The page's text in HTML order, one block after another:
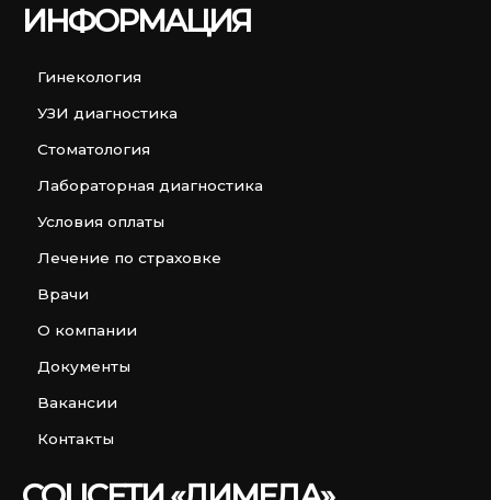
ИНФОРМАЦИЯ
Гинекология
УЗИ диагностика
Стоматология
Лабораторная диагностика
Условия оплаты
Лечение по страховке
Врачи
О компании
Документы
Вакансии
Контакты